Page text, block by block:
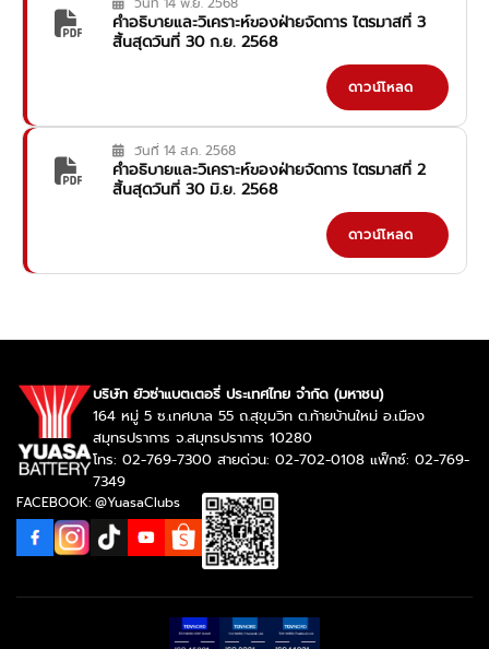
คำอธิบายและวิเคราะห์ของฝ่ายจัดการ ไตรมาสที่ 3
สิ้นสุดวันที่ 30 ก.ย. 2568
ดาวน์โหลด
วันที่ 14 ส.ค. 2568
คำอธิบายและวิเคราะห์ของฝ่ายจัดการ ไตรมาสที่ 2
สิ้นสุดวันที่ 30 มิ.ย. 2568
ดาวน์โหลด
บริษัท ยัวซ่าแบตเตอรี่ ประเทศไทย จำกัด (มหาชน)
164 หมู่ 5 ซ.เทศบาล 55 ถ.สุขุมวิท ต.ท้ายบ้านใหม่ อ.เมือง
สมุทรปราการ จ.สมุทรปราการ 10280
โทร: 02-769-7300 สายด่วน: 02-702-0108 แฟ็กซ์: 02-769-
7349
FACEBOOK: @YuasaClubs